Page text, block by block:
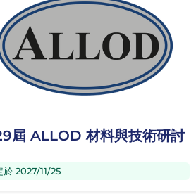
屆 ALLOD 材料與技術研討
於 2027/11/25